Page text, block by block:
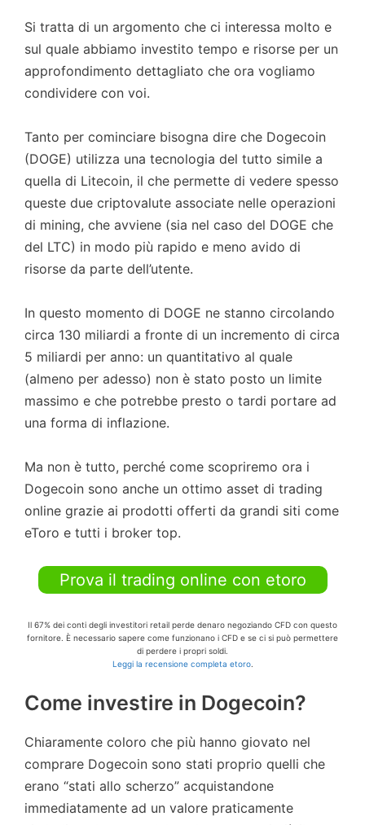
Si tratta di un argomento che ci interessa molto e
sul quale abbiamo investito tempo e risorse per un
approfondimento dettagliato che ora vogliamo
condividere con voi.
Tanto per cominciare bisogna dire che Dogecoin
(DOGE) utilizza una tecnologia del tutto simile a
quella di Litecoin, il che permette di vedere spesso
queste due criptovalute associate nelle operazioni
di mining, che avviene (sia nel caso del DOGE che
del LTC) in modo più rapido e meno avido di
risorse da parte dell’utente.
In questo momento di DOGE ne stanno circolando
circa 130 miliardi a fronte di un incremento di circa
5 miliardi per anno: un quantitativo al quale
(almeno per adesso) non è stato posto un limite
massimo e che potrebbe presto o tardi portare ad
una forma di inflazione.
Ma non è tutto, perché come scopriremo ora i
Dogecoin sono anche un ottimo asset di trading
online grazie ai prodotti offerti da grandi siti come
eToro e tutti i broker top.
Prova il trading online con etoro
Il 67% dei conti degli investitori retail perde denaro negoziando CFD con questo
fornitore. È necessario sapere come funzionano i CFD e se ci si può permettere
di perdere i propri soldi.
Leggi la recensione completa etoro.
Come investire in Dogecoin?
Chiaramente coloro che più hanno giovato nel
comprare Dogecoin sono stati proprio quelli che
erano “stati allo scherzo” acquistandone
immediatamente ad un valore praticamente